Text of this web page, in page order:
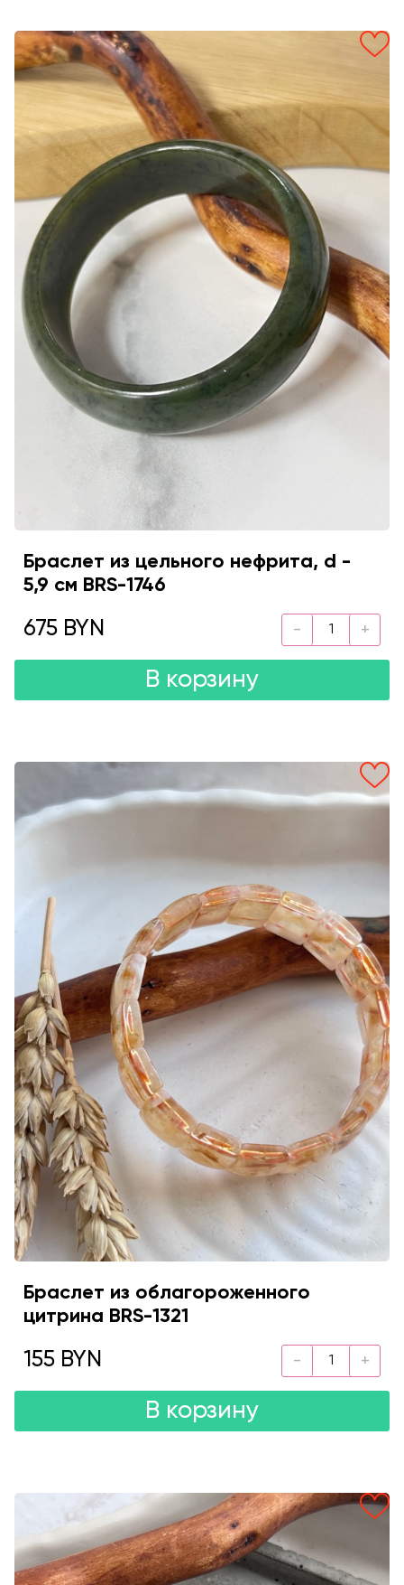
Браслет из цельного нефрита, d -
5,9 см BRS-1746
675 BYN
В корзину
Браслет из облагороженного
цитрина BRS-1321
155 BYN
В корзину